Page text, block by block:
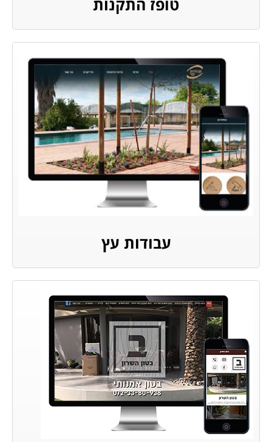
טופז התקנות
עבודות עץ